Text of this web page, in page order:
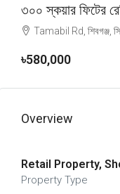
৩০০ স্কয়ার ফিটের
Tamabil Rd, শিবগঞ্জ,
৳580,000
Overview
Retail Property,
Property Type